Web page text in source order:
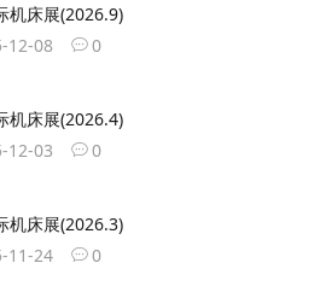
机床展(2026.9)
12-08
0
机床展(2026.4)
12-03
0
机床展(2026.3)
11-24
0